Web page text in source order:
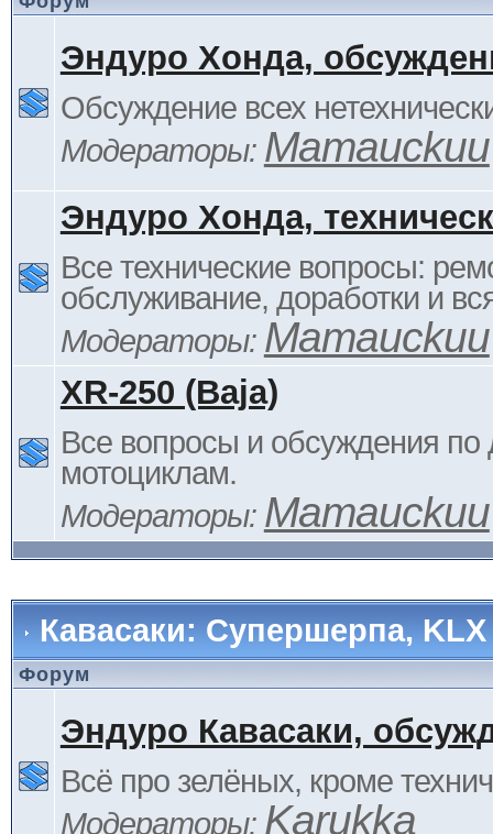
Эндуро Хонда,
Обсуждение всех
Модераторы: Mamauckuu
Эндуро Хонда,
Все технические вопросы:
обслуживание, доработки и
Модераторы: Mamauckuu
XR-250 (Baja)
Все вопросы и обсуждения
мотоциклам.
Модераторы: Mamauckuu
Кавасаки: Супершерпа,
Форум
Эндуро Кавасаки,
Всё про зелёных, кроме
Модераторы: Karukka